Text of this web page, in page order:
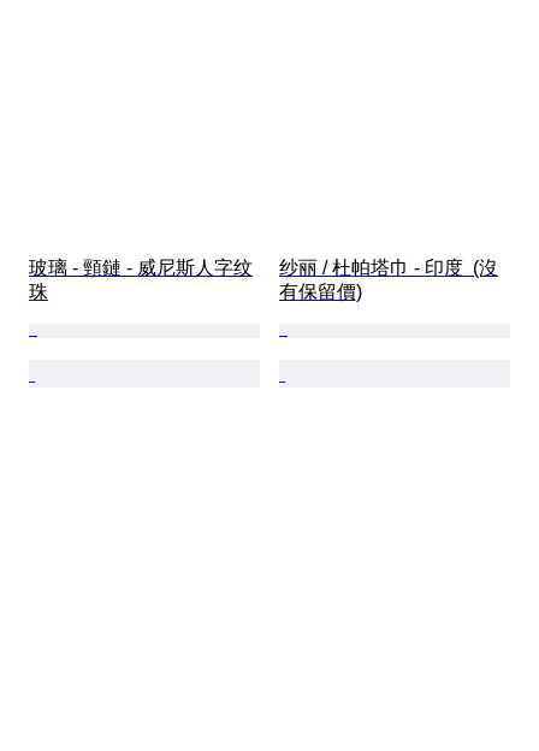
玻璃 - 頸鏈 - 威尼斯人字纹
珠
纱丽 / 杜帕塔巾 - 印度  (沒
有保留價)